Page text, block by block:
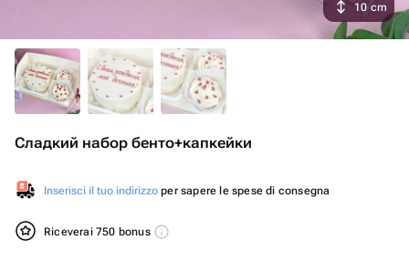
Сладкий набор бенто+капкейки
Inserisci il tuo indirizzo per sapere le spese di consegna
Riceverai 750 bonus
10 cm